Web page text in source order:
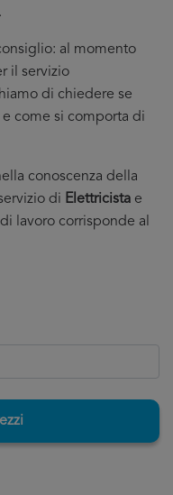
al momento
il servizio
di chiedere se
come si comporta di
conoscenza della
di Elettricista e
lavoro corrisponde al